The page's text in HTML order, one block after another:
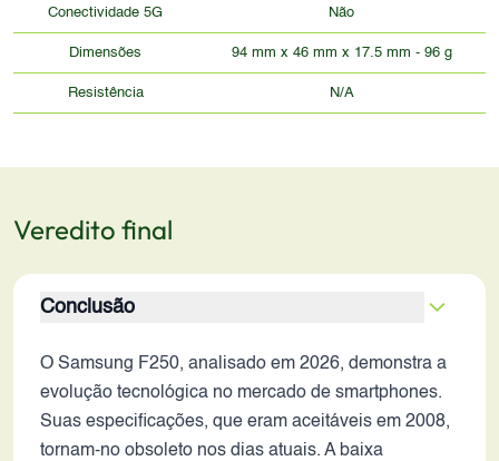
Conectividade 5G Não
Dimensões 94 mm x 46 mm x 17.5 mm - 96 g
Resistência N/A
Veredito final
Conclusão
O Samsung F250, analisado em 2026, demonstra a
evolução tecnológica no mercado de smartphones.
Suas especificações, que eram aceitáveis em 2008,
tornam-no obsoleto nos dias atuais. A baixa